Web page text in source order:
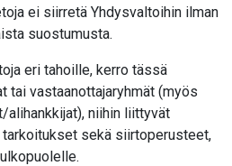
ei siirretä Yhdysvaltoihin ilman
suostumusta.
eri tahoille, kerro tässä
tai vastaanottajaryhmät (myös
niihin liittyvät
sekä siirtoperusteet,